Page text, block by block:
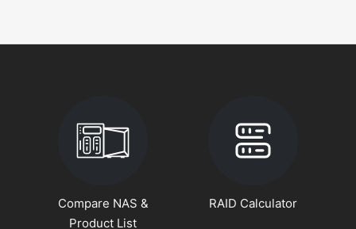
Compare NAS &
Product List
RAID Calculator